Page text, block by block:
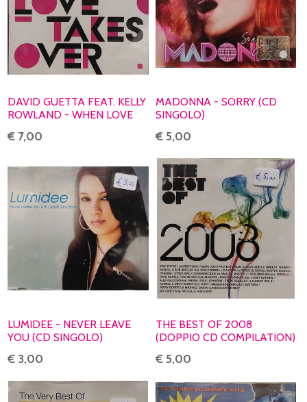
DAVID GUETTA FEAT. KELLY
ROWLAND - WHEN LOVE
€ 7,00
MADONNA - SORRY (CD
SINGOLO)
€ 5,00
LUMIDEE - NEVER LEAVE
YOU (CD SINGOLO)
€ 3,00
THE BEST OF 2008
(DOPPIO CD COMPILATION)
€ 5,00